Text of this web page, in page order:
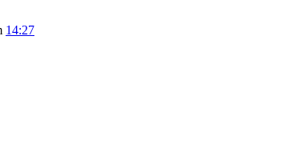
14:27